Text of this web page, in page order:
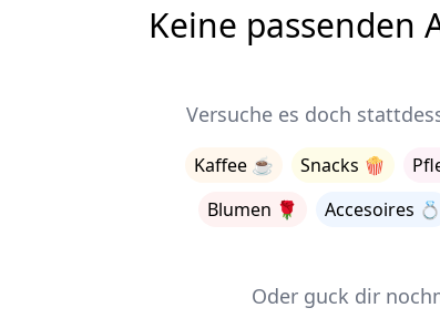
Keine passenden
Versuche es doch
Kaffee ☕ Snacks 🍿
Blumen 🌹 Accesoires 💍
Oder guck dir